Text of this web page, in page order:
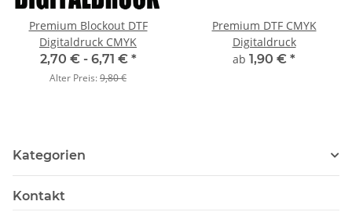
Premium Blockout DTF
Digitaldruck CMYK
2,70 € - 6,71 € *
Alter Preis:9,80 €
Premium DTF CMYK
Digitaldruck
ab 1,90 € *
Kategorien
Kontakt